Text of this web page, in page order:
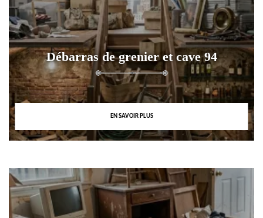
Débarras de grenier et cave 94
EN SAVOIR PLUS